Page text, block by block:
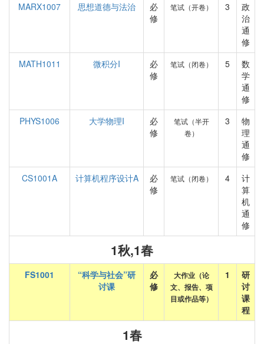
MARX1007
思想道德与法治
必
修
笔试（开卷） 3
政
治
通
修
MATH1011
微积分I
必
修
笔试（闭卷） 5
数
学
通
修
PHYS1006
大学物理I
必
修
笔试（半开
卷）
3
物
理
通
修
CS1001A
计算机程序设计A
必
修
笔试（闭卷） 4
计
算
机
通
修
1秋,1春
FS1001
“科学与社会”研
讨课
必
修
大作业（论
文、报告、项
目或作品等）
1
研
讨
课
程
1春